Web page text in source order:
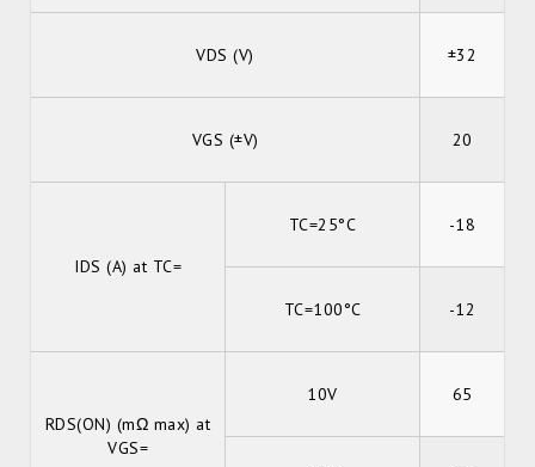
VDS (V) ±32
VGS (±V) 20
IDS (A) at TC=
TC=25°C -18
TC=100°C -12
RDS(ON) (mΩ max) at
VGS=
10V 65